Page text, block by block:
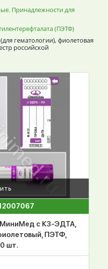
Принадлежности для
(ПЭТФ)
гематологии), фиолетовая
российской
МиниМед с К3-ЭДТА,
ПЭТФ,
шт.